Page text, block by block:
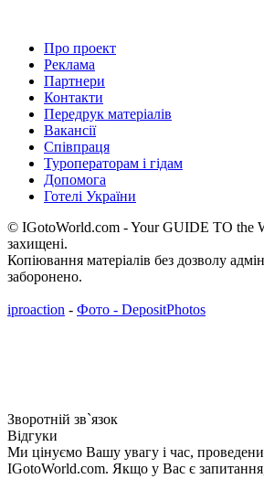
Про проект
Реклама
Партнери
Контакти
Передрук матеріалів
Вакансії
Співпраця
Туроператорам і гідам
Допомога
Готелі України
© IGotoWorld.com - Your GUIDE TO the
захищені.
Копіювання матеріалів без дозволу
заборонено.
iproaction - Фото - DepositPhotos
Зворотній зв`язок
Відгуки
Ми цінуємо Вашу увагу і час,
IGotoWorld.com. Якщо у Вас є